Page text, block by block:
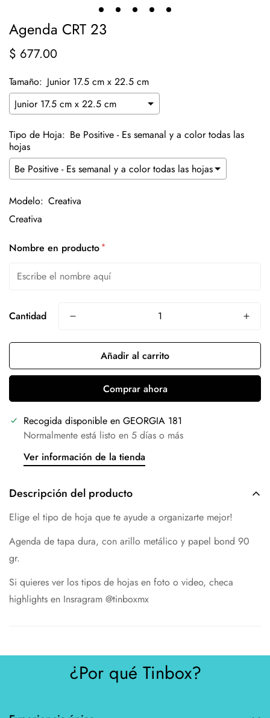
Agenda CRT 23
Precio
$ 677.00
Tamaño: Junior 17.5 cm x 22.5 cm
Tipo de Hoja: Be Positive - Es semanal y a color todas las
hojas
Modelo: Creativa
Nombre en producto *
Cantidad
Añadir al carrito
Comprar ahora
Recogida disponible en GEORGIA 181
Normalmente está listo en 5 días o más
Ver información de la tienda
Descripción del producto
Elige el tipo de hoja que te ayude a organizarte mejor!
Agenda de tapa dura, con arillo metálico y papel bond 90
gr.
Si quieres ver los tipos de hojas en foto o video, checa
highlights en Insragram @tinboxmx
¿Por qué Tinbox?